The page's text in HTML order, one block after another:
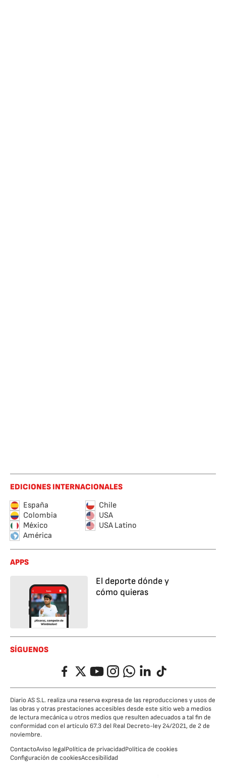
EDICIONES INTERNACIONALES
España
Chile
Colombia
USA
México
USA Latino
América
APPS
El deporte dónde y
cómo quieras
SÍGUENOS
FacebookTwitterYouTubeInstagramWhatsappLinkedIn
TikTok
Diario AS S.L. realiza una reserva expresa de las reproducciones y usos de
las obras y otras prestaciones accesibles desde este sitio web a medios
de lectura mecánica u otros medios que resulten adecuados a tal fin de
conformidad con el artículo 67.3 del Real Decreto-ley 24/2021, de 2 de
noviembre.
ContactoAviso legalPolítica de privacidadPolítica de cookies
Configuración de cookiesAccesibilidad